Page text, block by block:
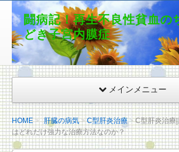
闘病記！再生不良性貧血の
どき子宮内膜症
メインメニュー
HOME 肝臓の病気 C型肝炎治療
C型肝炎治療
はどれだけ強力な治療方法なのか？